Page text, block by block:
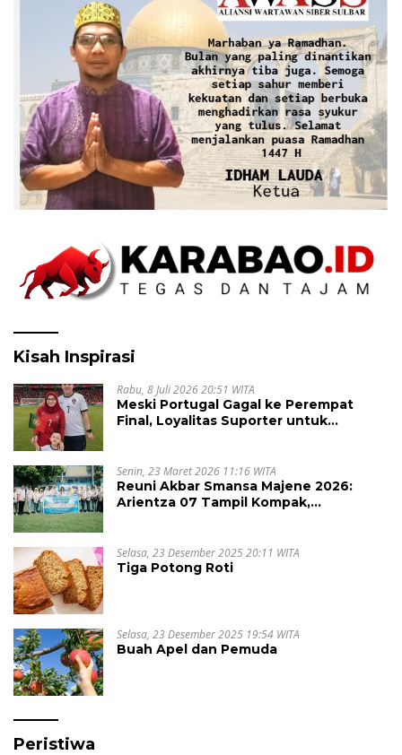
Kisah Inspirasi
Rabu, 8 Juli 2026 20:51 WITA
Meski Portugal Gagal ke Perempat
Final, Loyalitas Suporter untuk
Senin, 23 Maret 2026 11:16 WITA
Reuni Akbar Smansa Majene 2026:
Arientza 07 Tampil Kompak,
Selasa, 23 Desember 2025 20:11 WITA
Tiga Potong Roti
Selasa, 23 Desember 2025 19:54 WITA
Buah Apel dan Pemuda
Peristiwa